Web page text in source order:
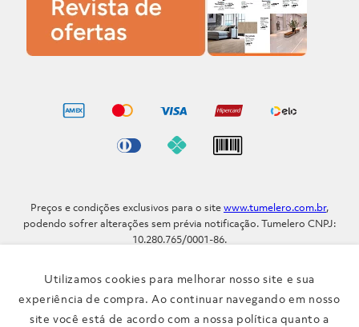
Utilizamos cookies para melhorar nosso site e sua
experiência de compra. Ao continuar navegando em nosso
site você está de acordo com a nossa política quanto a
Preços e condições exclusivos para o sitewww.tumelero.com.br,
podendo sofrer alterações sem prévia notificação. Tumelero CNPJ:
10.280.765/0001-86.
91.110-001
Telefone: (51) 3371-9290